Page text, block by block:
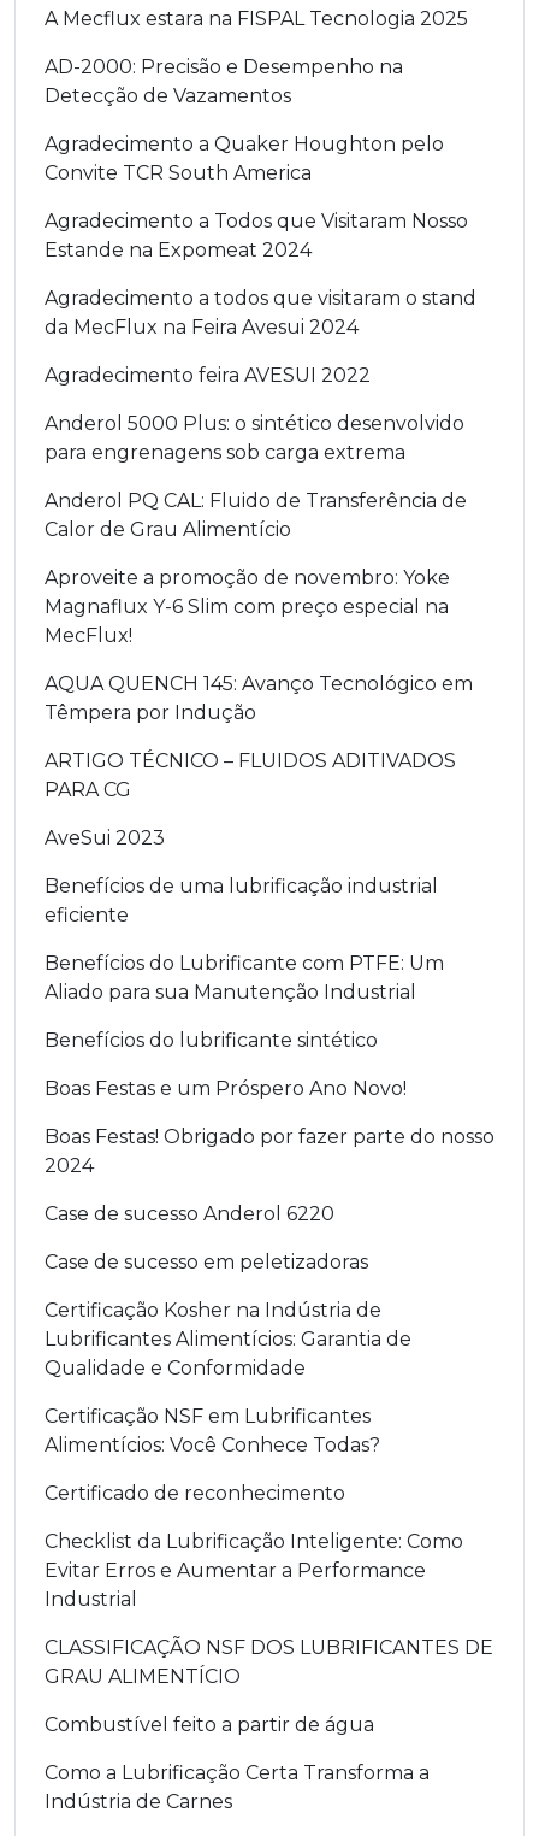
A Mecflux estara na FISPAL Tecnologia 2025
AD-2000: Precisão e Desempenho na
Detecção de Vazamentos
Agradecimento a Quaker Houghton pelo
Convite TCR South America
Agradecimento a Todos que Visitaram Nosso
Estande na Expomeat 2024
Agradecimento a todos que visitaram o stand
da MecFlux na Feira Avesui 2024
Agradecimento feira AVESUI 2022
Anderol 5000 Plus: o sintético desenvolvido
para engrenagens sob carga extrema
Anderol PQ CAL: Fluido de Transferência de
Calor de Grau Alimentício
Aproveite a promoção de novembro: Yoke
Magnaflux Y-6 Slim com preço especial na
MecFlux!
AQUA QUENCH 145: Avanço Tecnológico em
Têmpera por Indução
ARTIGO TÉCNICO – FLUIDOS ADITIVADOS
PARA CG
AveSui 2023
Benefícios de uma lubrificação industrial
eficiente
Benefícios do Lubrificante com PTFE: Um
Aliado para sua Manutenção Industrial
Benefícios do lubrificante sintético
Boas Festas e um Próspero Ano Novo!
Boas Festas! Obrigado por fazer parte do nosso
2024
Case de sucesso Anderol 6220
Case de sucesso em peletizadoras
Certificação Kosher na Indústria de
Lubrificantes Alimentícios: Garantia de
Qualidade e Conformidade
Certificação NSF em Lubrificantes
Alimentícios: Você Conhece Todas?
Certificado de reconhecimento
Checklist da Lubrificação Inteligente: Como
Evitar Erros e Aumentar a Performance
Industrial
CLASSIFICAÇÃO NSF DOS LUBRIFICANTES DE
GRAU ALIMENTÍCIO
Combustível feito a partir de água
Como a Lubrificação Certa Transforma a
Indústria de Carnes